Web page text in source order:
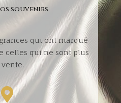
souvenirs
qui ont marqué
celles qui ne sont plus
vente.
